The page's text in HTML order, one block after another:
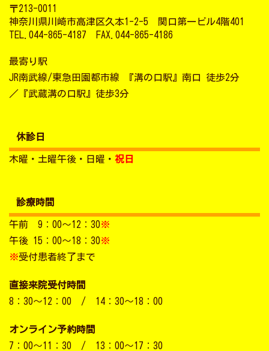
〒213-0011
神奈川県川崎市高津区久本1-2-5 関口第一ビル4階401
TEL.044-865-4187 FAX.044-865-4186
最寄り駅
JR南武線/東急田園都市線 『溝の口駅』南口 徒歩2分
／『武蔵溝の口駅』徒歩3分
休診日
木曜・土曜午後・日曜・ 祝日
診療時間
午前 9：00～12：30※
午後 15：00～18：30※
※受付患者終了まで
直接来院受付時間
8：30～12：00 / 14：30～18：00
オンライン予約時間
7：00～11：30 / 13：00～17：30